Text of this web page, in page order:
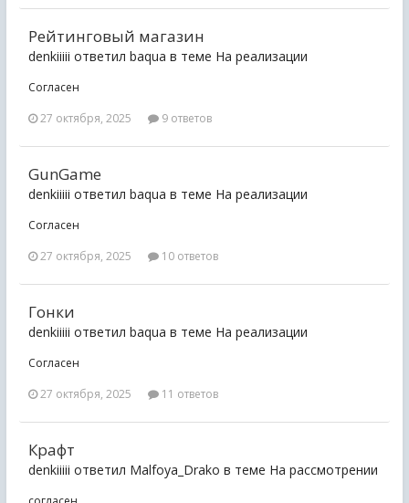
Рейтинговый магазин
denkiiiii ответил baqua в теме На реализации
Согласен
27 октября, 2025
9 ответов
GunGame
denkiiiii ответил baqua в теме На реализации
Согласен
27 октября, 2025
10 ответов
Гонки
denkiiiii ответил baqua в теме На реализации
Согласен
27 октября, 2025
11 ответов
Крафт
denkiiiii ответил Malfoya_Drako в теме На рассмотрении